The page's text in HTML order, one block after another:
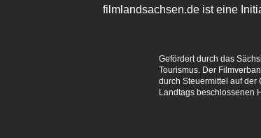
filmlandsachsen.de ist eine
Gefördert durch das
Tourismus. Der
durch Steuermittel auf der
Landtags beschlossenen